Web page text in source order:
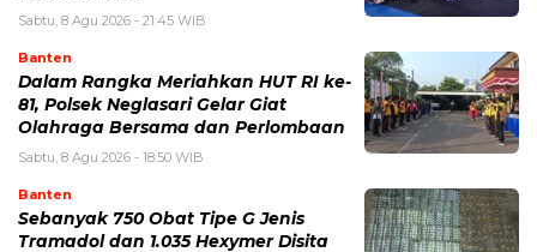
Sabtu, 8 Agu 2026 - 21:45 WIB
Banten
Dalam Rangka Meriahkan HUT RI ke-
81, Polsek Neglasari Gelar Giat
Olahraga Bersama dan Perlombaan
Sabtu, 8 Agu 2026 - 18:50 WIB
Banten
Sebanyak 750 Obat Tipe G Jenis
Tramadol dan 1.035 Hexymer Disita